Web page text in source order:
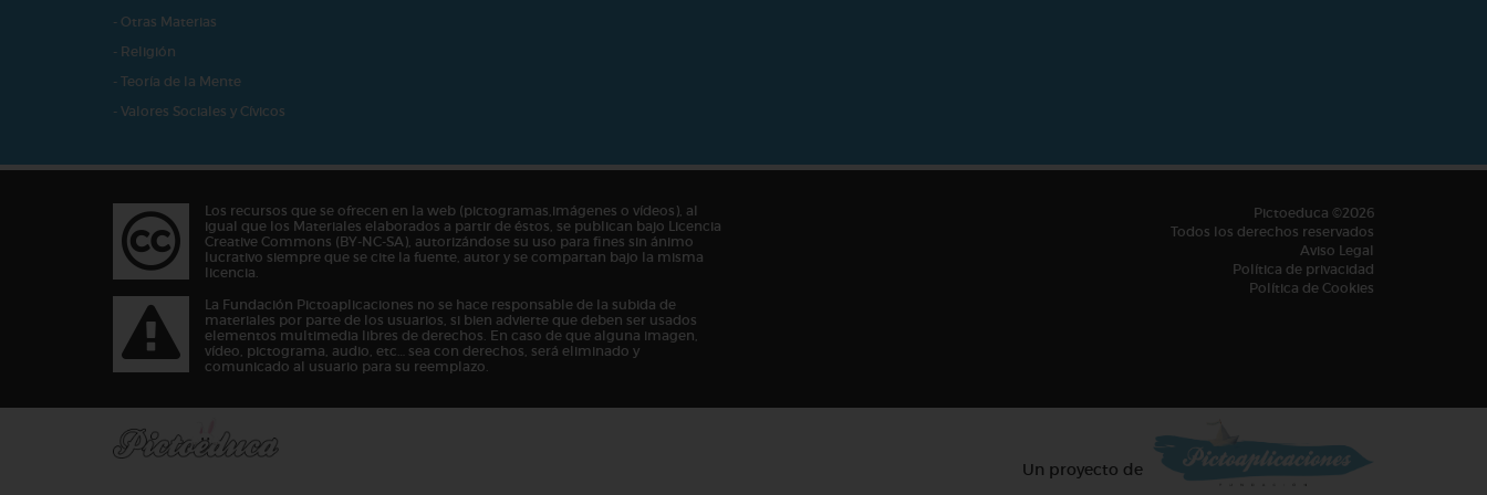
- Otras Materias
- Religión
- Teoría de la Mente
- Valores Sociales y Cívicos
Los recursos que se ofrecen en la web (pictogramas,imágenes o vídeos), al
igual que los Materiales elaborados a partir de éstos, se publican bajo Licencia
Creative Commons (BY-NC-SA), autorizándose su uso para fines sin ánimo
lucrativo siempre que se cite la fuente, autor y se compartan bajo la misma
licencia.
La Fundación Pictoaplicaciones no se hace responsable de la subida de
materiales por parte de los usuarios, si bien advierte que deben ser usados
elementos multimedia libres de derechos. En caso de que alguna imagen,
vídeo, pictograma, audio, etc… sea con derechos, será eliminado y
comunicado al usuario para su reemplazo.
Pictoeduca ©2026
Todos los derechos reservados
Aviso Legal
Política de privacidad
Política de Cookies
Un proyecto de